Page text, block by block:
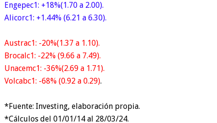
Engepec1: +18%(1.70 a 2.00).
Alicorc1: +1.44% (6.21 a 6.30).
Austrac1: -20%(1.37 a 1.10).
Brocalc1: -22% (9.66 a 7.49).
Unacemc1: -36%(2.69 a 1.71).
Volcabc1: -68% (0.92 a 0.29).
*Fuente: Investing, elaboración propia.
*Cálculos del 01/01/14 al 28/03/24.